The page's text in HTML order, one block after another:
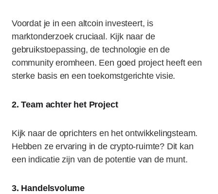
Voordat je in een altcoin investeert, is
marktonderzoek cruciaal. Kijk naar de
gebruikstoepassing, de technologie en de
community eromheen. Een goed project heeft een
sterke basis en een toekomstgerichte visie.
2. Team achter het Project
Kijk naar de oprichters en het ontwikkelingsteam.
Hebben ze ervaring in de crypto-ruimte? Dit kan
een indicatie zijn van de potentie van de munt.
3. Handelsvolume